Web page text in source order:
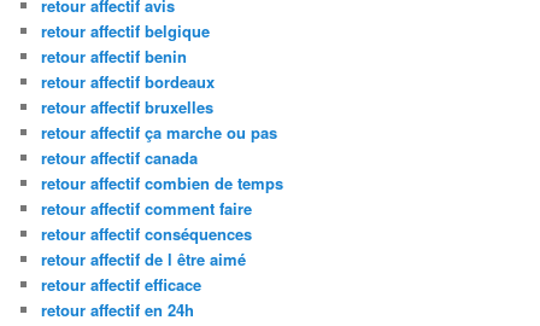
retour affectif avis
retour affectif belgique
retour affectif benin
retour affectif bordeaux
retour affectif bruxelles
retour affectif ça marche ou pas
retour affectif canada
retour affectif combien de temps
retour affectif comment faire
retour affectif conséquences
retour affectif de l être aimé
retour affectif efficace
retour affectif en 24h